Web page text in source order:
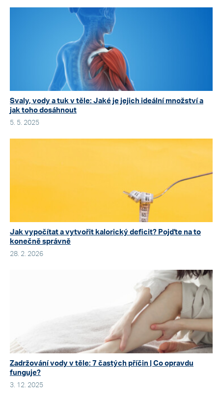
Svaly, vody a tuk v těle: Jaké je jejich ideální množství a
jak toho dosáhnout
5. 5. 2025
Jak vypočítat a vytvořit kalorický deficit? Pojďte na to
konečně správně
28. 2. 2026
Zadržování vody v těle: 7 častých příčin | Co opravdu
funguje?
3. 12. 2025